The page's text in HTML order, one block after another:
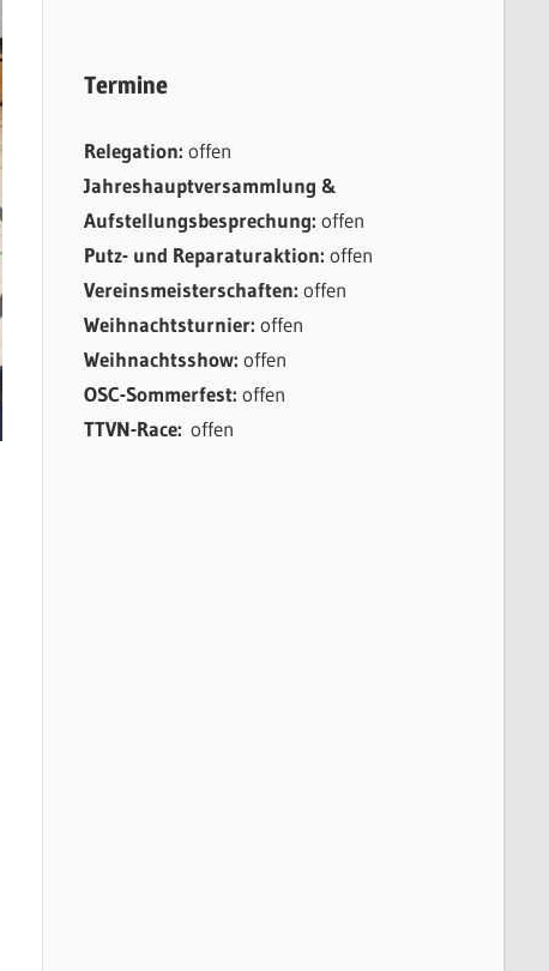
Termine
Relegation: offen
Jahreshauptversammlung &
Aufstellungsbesprechung: offen
Putz- und Reparaturaktion: offen
Vereinsmeisterschaften: offen
Weihnachtsturnier: offen
Weihnachtsshow: offen
OSC-Sommerfest: offen
TTVN-Race: offen